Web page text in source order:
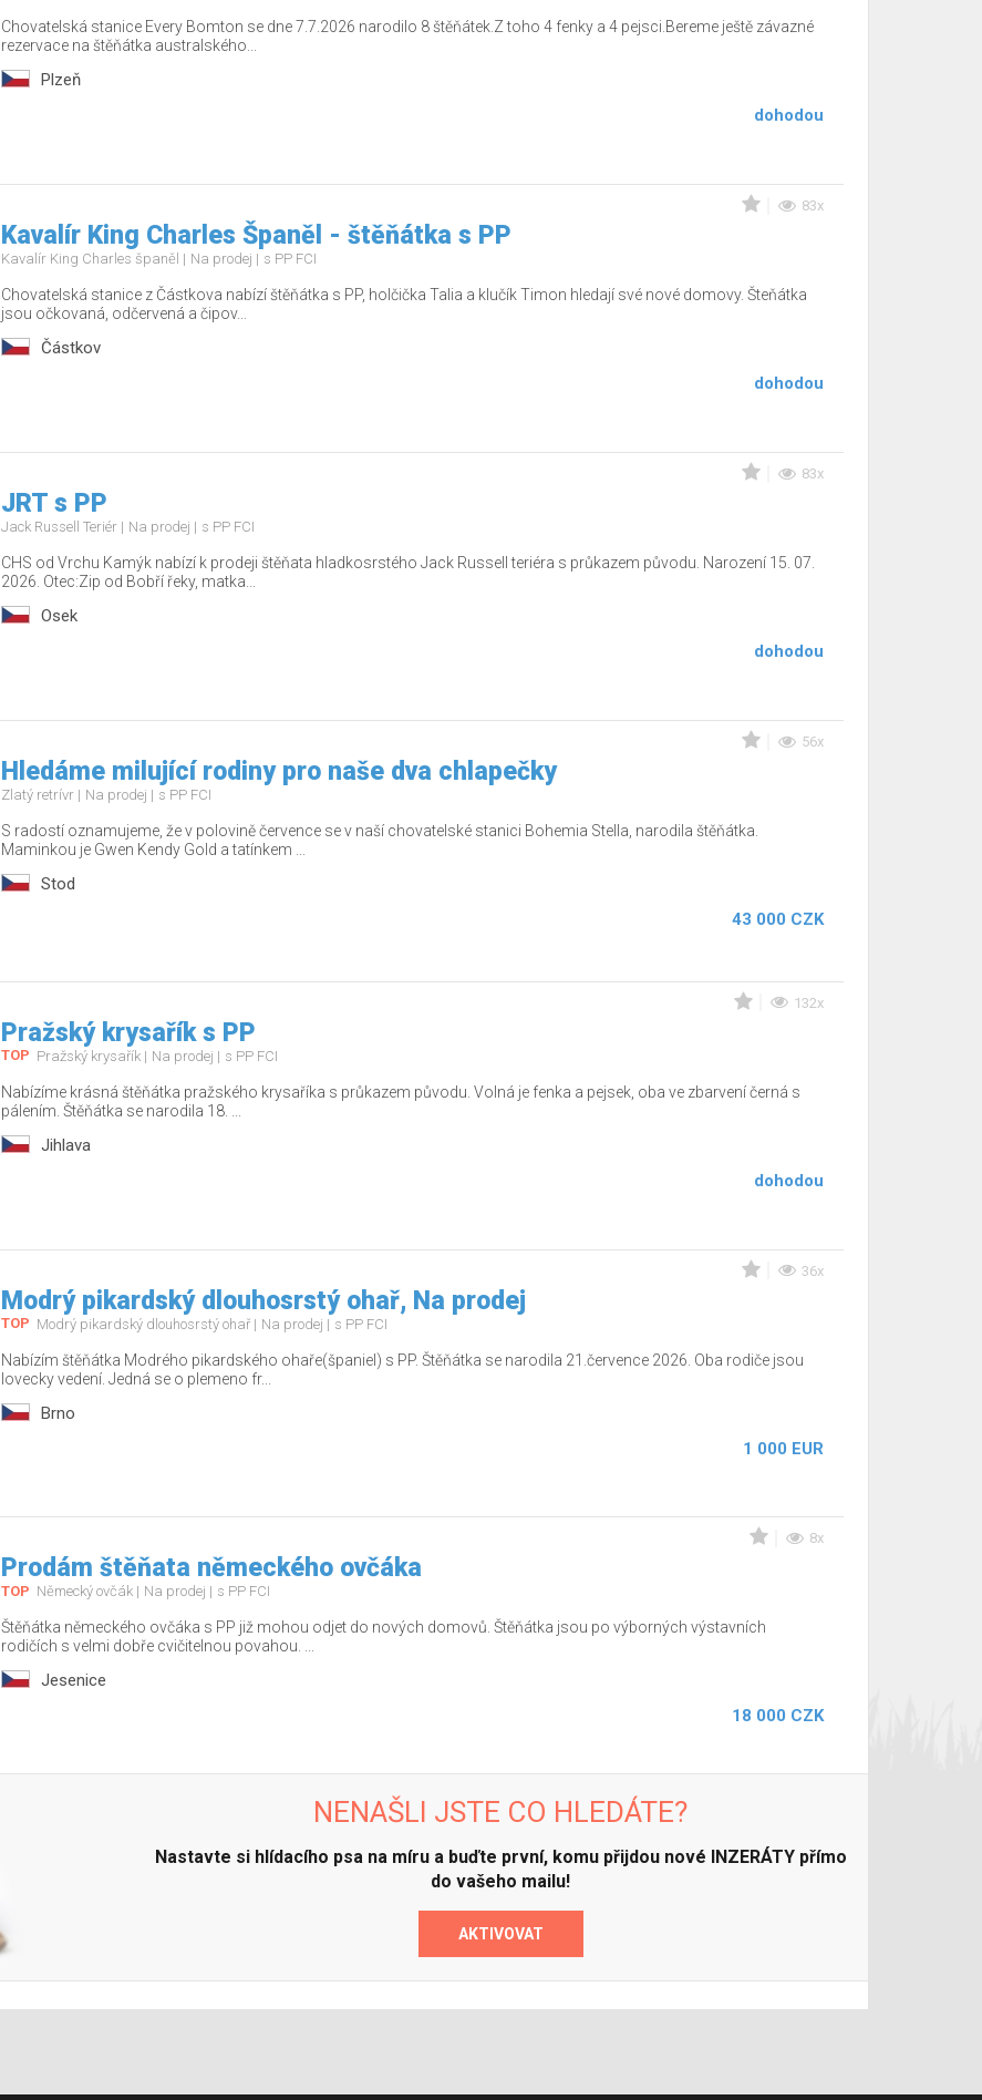
Chovatelská stanice Every Bomton se dne 7.7.2026 narodilo 8 štěňátek.Z toho 4 fenky a 4 pejsci.Bereme ještě závazné
rezervace na štěňátka australského...
Plzeň
dohodou
83x
Kavalír King Charles Španěl - štěňátka s PP
Kavalír King Charles španěl Na prodej s PP FCI
Chovatelská stanice z Částkova nabízí štěňátka s PP, holčička Talia a klučík Timon hledají své nové domovy. Šteňátka
jsou očkovaná, odčervená a čipov...
Částkov
dohodou
83x
JRT s PP
Jack Russell Teriér Na prodej s PP FCI
CHS od Vrchu Kamýk nabízí k prodeji štěňata hladkosrstého Jack Russell teriéra s průkazem původu. Narození 15. 07.
2026. Otec:Zip od Bobří řeky, matka...
Osek
dohodou
56x
Hledáme milující rodiny pro naše dva chlapečky
Zlatý retrívr Na prodej s PP FCI
S radostí oznamujeme, že v polovině července se v naší chovatelské stanici Bohemia Stella, narodila štěňátka.
Maminkou je Gwen Kendy Gold a tatínkem ...
Stod
43 000 CZK
132x
Pražský krysařík s PP
TOP Pražský krysařík Na prodej s PP FCI
Nabízíme krásná štěňátka pražského krysaříka s průkazem původu. Volná je fenka a pejsek, oba ve zbarvení černá s
pálením. Štěňátka se narodila 18. ...
Jihlava
dohodou
36x
Modrý pikardský dlouhosrstý ohař, Na prodej
TOP Modrý pikardský dlouhosrstý ohař Na prodej s PP FCI
Nabízím štěňátka Modrého pikardského ohaře(španiel) s PP. Štěňátka se narodila 21.července 2026. Oba rodiče jsou
lovecky vedení. Jedná se o plemeno fr...
Brno
1 000 EUR
8x
Prodám štěňata německého ovčáka
TOP Německý ovčák Na prodej s PP FCI
Štěňátka německého ovčáka s PP již mohou odjet do nových domovů. Štěňátka jsou po výborných výstavních
rodičích s velmi dobře cvičitelnou povahou. ...
Jesenice
18 000 CZK
NENAŠLI JSTE CO HLEDÁTE?
Nastavte si hlídacího psa na míru a buďte první, komu přijdou nové INZERÁTY přímo
do vašeho mailu!
AKTIVOVAT